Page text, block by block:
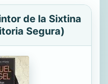
de la Sixtina
Segura)